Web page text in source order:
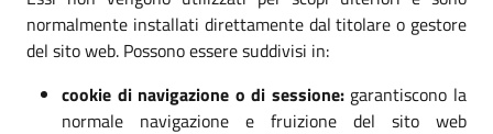
normalmente installati direttamente dal titolare o gestore
del sito web. Possono essere suddivisi in:
cookie di navigazione o di sessione:garantiscono la
normale navigazione e fruizione del sito web